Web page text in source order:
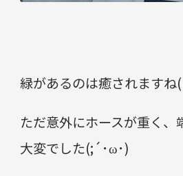
緑があるのは癒されます
ただ意外にホースが重く、
大変でした(;´･ω･)